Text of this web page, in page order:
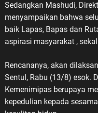
Sedangkan Mashudi,
menyampaikan bahwa
baik Lapas, Bapas dan
aspirasi masyarakat ,
Rencananya, akan
Sentul, Rabu (13/8) esok.
Kemenimipas berupaya
kepedulian kepada